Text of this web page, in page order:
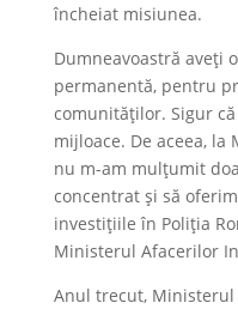
încheiat misiunea.
Dumneavoastră aveți
permanentă, pentru
comunităților. Sigur
mijloace. De aceea,
nu m-am mulțumit
concentrat și să
investițiile în Poliția
Ministerul Afacerilor
Anul trecut,